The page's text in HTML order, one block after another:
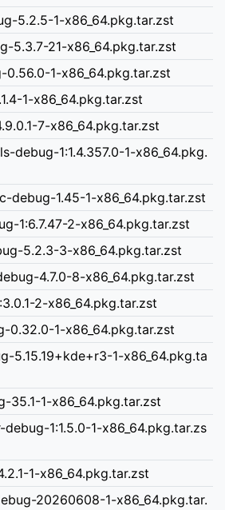
5.2.5-1-x86_64.pkg.tar.zst
5.3.7-21-x86_64.pkg.tar.zst
1-x86_64.pkg.tar.zst
1-x86_64.pkg.tar.zst
7-x86_64.pkg.tar.zst
debug-1:1.4.357.0-1-x86_64.pkg.
debug-1.45-1-x86_64.pkg.tar.zst
1:6.7.47-2-x86_64.pkg.tar.zst
5.2.3-3-x86_64.pkg.tar.zst
4.7.0-8-x86_64.pkg.tar.zst
2-x86_64.pkg.tar.zst
0.32.0-1-x86_64.pkg.tar.zst
5.15.19+kde+r3-1-x86_64.pkg.ta
35.1-1-x86_64.pkg.tar.zst
1:1.5.0-1-x86_64.pkg.tar.zs
1-x86_64.pkg.tar.zst
20260608-1-x86_64.pkg.tar.